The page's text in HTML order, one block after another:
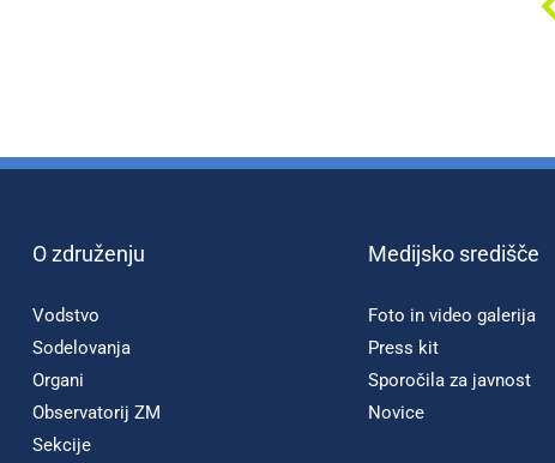
O združenju
Vodstvo
Sodelovanja
Organi
Observatorij ZM
Sekcije
Medijsko središče
Foto in video galerija
Press kit
Sporočila za javnost
Novice